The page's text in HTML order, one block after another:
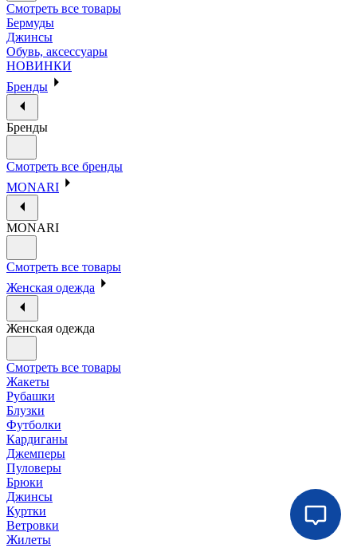
Смотреть все товары
Бермуды
Джинсы
Обувь, аксессуары
НОВИНКИ
Бренды
Бренды
Смотреть все бренды
MONARI
MONARI
Смотреть все товары
Женская одежда
Женская одежда
Смотреть все товары
Жакеты
Рубашки
Блузки
Футболки
Кардиганы
Джемперы
Пуловеры
Брюки
Джинсы
Куртки
Ветровки
Жилеты